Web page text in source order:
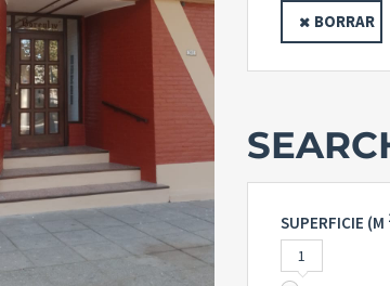
BORRAR
SUPERFICIE (M
1